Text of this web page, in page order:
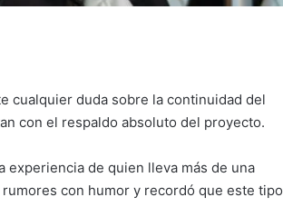
cualquier duda sobre la continuidad del
con el respaldo absoluto del proyecto.
experiencia de quien lleva más de una
con humor y recordó que este tipo